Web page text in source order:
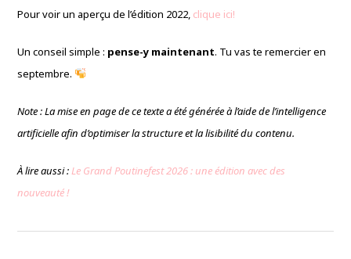
Pour voir un aperçu de l’édition 2022, clique ici!
Un conseil simple : pense-y maintenant. Tu vas te remercier en
septembre.
Note : La mise en page de ce texte a été générée à l’aide de l’intelligence
artificielle afin d’optimiser la structure et la lisibilité du contenu.
À lire aussi :Le Grand Poutinefest 2026 : une édition avec des
nouveauté !